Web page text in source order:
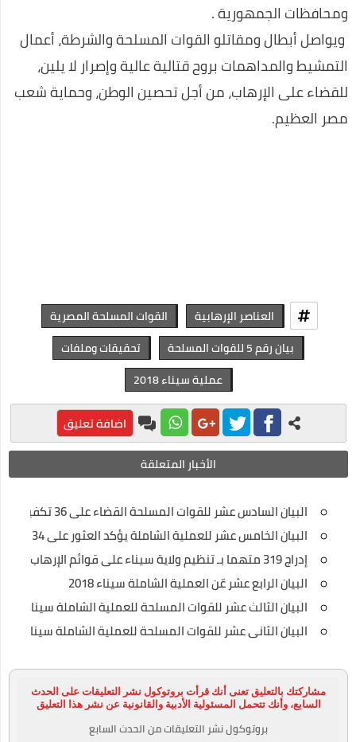
ومحافظات الجمهورية .
ويواصل أبطال ومقاتلو القوات المسلحة والشرطة، أعمال
التمشيط والمداهمات بروح قتالية عالية وإصرار لا يلين،
للقضاء على الإرهاب، من أجل تحصين الوطن، وحماية شعب
مصر العظيم.
العناصر الإرهابية
القوات المسلحة المصرية
بيان رقم 5 للقوات المسلحة
تحقيقات وملفات
عملية سيناء 2018
اضافة تعليق
الأخبار المتعلقة
البيان السادس عشر للقوات المسلحة القضاء على 36 تكفيريا بالعملية الشاملة
البيان الخامس عشر للعملية الشاملة يؤكد العثور على 34 صاروخا و4 دانات
إدراج 319 متهما بـ تنظيم ولاية سيناء على قوائم الإرهاب
البيان الرابع عشر عّن العملية الشاملة سيناء 2018
البيان الثالث عشر للقوات المسلحة للعملية الشاملة سيناء 2018
البيان الثانى عشر للقوات المسلحة للعملية الشاملة سيناء 2018
مشاركتك بالتعليق تعنى أنك قرأت بروتوكول نشر التعليقات على الحدث
السابع، وأنك تتحمل المسئولية الأدبية والقانونية عن نشر هذا التعليق
بروتوكول نشر التعليقات من الحدث السابع